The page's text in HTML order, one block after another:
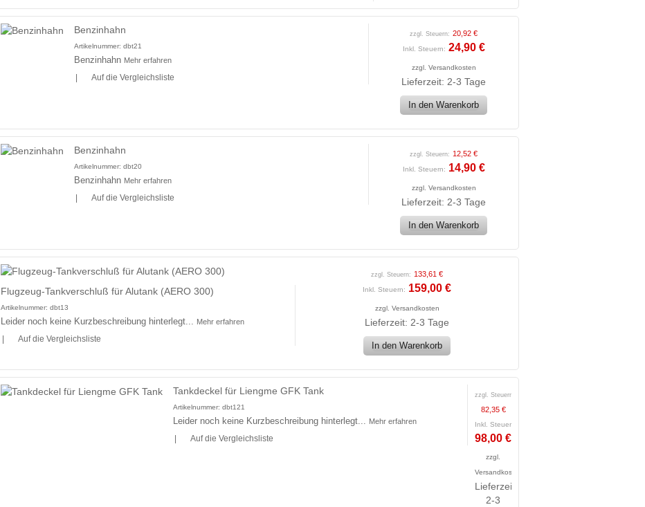
Benzinhahn
Artikelnummer: dbt21
Benzinhahn Mehr erfahren
Auf die Vergleichsliste
zzgl. Steuern: 20,92 €
Inkl. Steuern: 24,90 €
zzgl. Versandkosten
Lieferzeit: 2-3 Tage
In den Warenkorb
Benzinhahn
Artikelnummer: dbt20
Benzinhahn Mehr erfahren
Auf die Vergleichsliste
zzgl. Steuern: 12,52 €
Inkl. Steuern: 14,90 €
zzgl. Versandkosten
Lieferzeit: 2-3 Tage
In den Warenkorb
Flugzeug-Tankverschluß für Alutank (AERO 300)
Artikelnummer: dbt13
Leider noch keine Kurzbeschreibung hinterlegt... Mehr erfahren
Auf die Vergleichsliste
zzgl. Steuern: 133,61 €
Inkl. Steuern: 159,00 €
zzgl. Versandkosten
Lieferzeit: 2-3 Tage
In den Warenkorb
Tankdeckel für Liengme GFK Tank
Artikelnummer: dbt121
Leider noch keine Kurzbeschreibung hinterlegt... Mehr erfahren
Auf die Vergleichsliste
zzgl. Steuern:
82,35 €
Inkl. Steuern:
98,00 €
zzgl.
Versandkosten
Lieferzeit:
2-3